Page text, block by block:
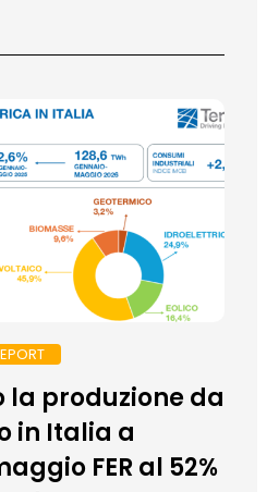
la produzione da
in Italia a
FER al 52%